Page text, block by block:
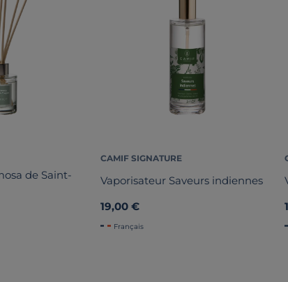
de Saint-
CAMIF SIGNATURE
Vaporisateur Saveurs indiennes
19,00 €
Français